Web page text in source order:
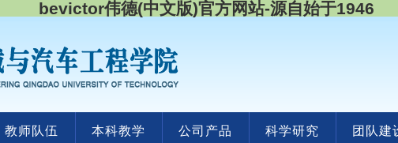
bevictor伟德(中文版)官方网站-源自始于1946
教师队伍 本科教学 公司产品 科学研究 团队建